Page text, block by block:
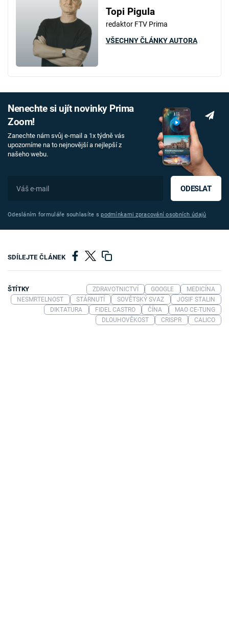
Topi Pigula
redaktor FTV Prima
VŠECHNY ČLÁNKY AUTORA
Nenechte si ujít novinky Prima
Zoom!
Zanechte nám svůj e-mail a 1x týdně vás
upozorníme na to nejnovější a nejlepší z
našeho webu.
ODESLAT
Odesláním formuláře souhlasíte spodmínkami zpracování osobních údajů
SDÍLEJTE ČLÁNEK
ŠTÍTKY ZDRAVOTNICTVÍ GOOGLE
MEDICÍNA
NESMRTELNOST
STÁRNUTÍ SOVĚTSKÝ SVAZ
JOSIF STALIN
DIKTATURA
FIDEL CASTRO ČÍNA
MAO CE-TUNG
DLOUHOVĚKOST
CRISPR CALICO